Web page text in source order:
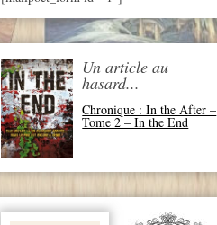
Un article au
hasard...
Chronique : In the After –
Tome 2 – In the End